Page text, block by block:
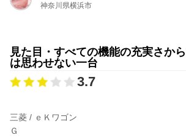
神奈川県横浜市
見た目・すべての機能の充実さか
は思わせない一台
3.7
三菱 / ｅＫワゴン
Ｇ